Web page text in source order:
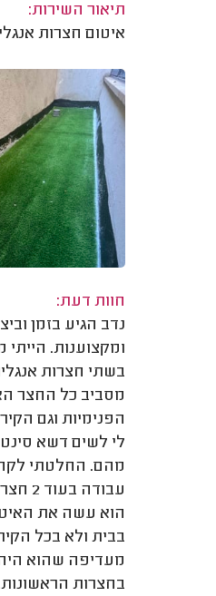
תיאור השירות:
איטום חצרות
חוות דעת:
נדב הגיע בזמן
ומקצוענות.
בשתי חצרות
מסביב כל החצר
הפנימיות וגם
לי לשים דשא
מהם. החלטתי
הוא עשה את
בבית ולא בכל
מעדיפה שהוא
בחצרות